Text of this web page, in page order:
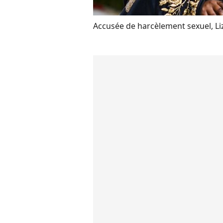
Accusée de harcèlement sexuel,